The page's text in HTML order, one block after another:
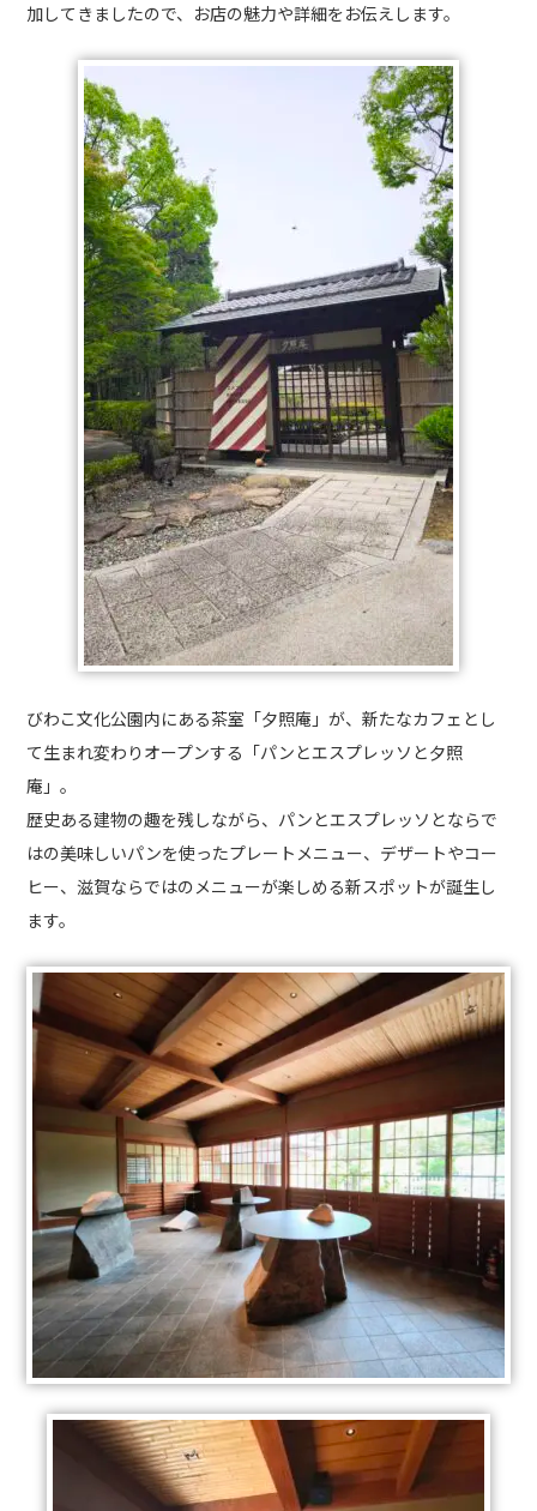
加してきましたので、お店の魅力や詳細をお伝えします。
びわこ文化公園内にある茶室「夕照庵」が、新たなカフェとし
て生まれ変わりオープンする「パンとエスプレッソと夕照
庵」。
歴史ある建物の趣を残しながら、パンとエスプレッソとならで
はの美味しいパンを使ったプレートメニュー、デザートやコー
ヒー、滋賀ならではのメニューが楽しめる新スポットが誕生し
ます。